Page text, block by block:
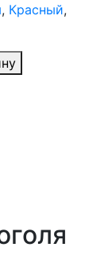
, Красный,